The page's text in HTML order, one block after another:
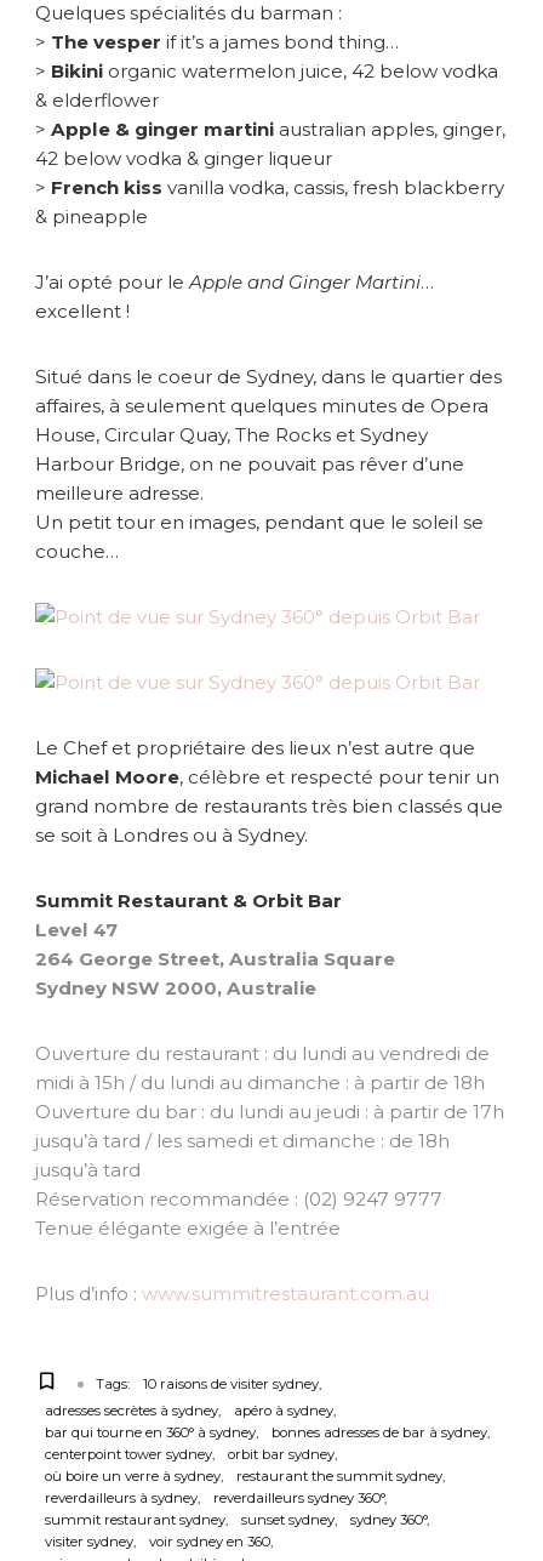
Quelques spécialités du barman :
> The vesper if it’s a james bond thing…
> Bikini organic watermelon juice, 42 below vodka
& elderflower
> Apple & ginger martini australian apples, ginger,
42 below vodka & ginger liqueur
> French kiss vanilla vodka, cassis, fresh blackberry
& pineapple
J’ai opté pour leApple and Ginger Martini…
excellent !
Situé dans le coeur de Sydney, dans le quartier des
affaires, à seulement quelques minutes de Opera
House, Circular Quay, The Rocks et Sydney
Harbour Bridge, on ne pouvait pas rêver d’une
meilleure adresse.
Un petit tour en images, pendant que le soleil se
couche…
Le Chef et propriétaire des lieux n’est autre que
Michael Moore, célèbre et respecté pour tenir un
grand nombre de restaurants très bien classés que
se soit à Londres ou à Sydney.
Summit Restaurant & Orbit Bar
Level 47
264 George Street, Australia Square
Sydney NSW 2000, Australie
Ouverture du restaurant : du lundi au vendredi de
midi à 15h / du lundi au dimanche : à partir de 18h
Ouverture du bar : du lundi au jeudi : à partir de 17h
jusqu’à tard / les samedi et dimanche : de 18h
jusqu’à tard
Réservation recommandée : (02) 9247 9777
Tenue élégante exigée à l’entrée
Plus d’info : www.summitrestaurant.com.au
Tags:
10 raisons de visiter sydney
adresses secrètes à sydney
apéro à sydney
bar qui tourne en 360° à sydney
bonnes adresses de bar à sydney
centerpoint tower sydney
orbit bar sydney
où boire un verre à sydney
restaurant the summit sydney
reverdailleurs à sydney
reverdailleurs sydney 360°
summit restaurant sydney
sunset sydney
sydney 360°
visiter sydney
voir sydney en 360